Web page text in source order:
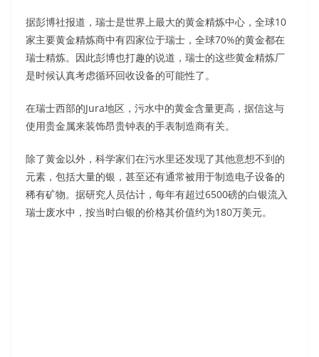
据彭博社报道，瑞士是世界上最大的黄金精炼中心，全球10
家主要黄金精炼商中有四家位于瑞士，全球70%的黄金都在
瑞士精炼。因此彭博也打趣的说道，瑞士的这些黄金精炼厂
是时候认真考虑循环回收设备的可能性了。
在瑞士西部的Jura地区，污水中的黄金含量更高，据信这与
使用贵金属来装饰昂贵钟表的手表制造商有关。
除了黄金以外，科学家们在污水里还发现了其他意想不到的
元素，包括大量的银，甚至还有通常被用于制造电子设备的
稀有矿物。据研究人员估计，每年有超过6500磅的白银流入
瑞士废水中，按当时白银的价格其价值约为180万美元。